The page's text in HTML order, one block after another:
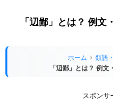
「辺鄙」とは？ 例
ホーム
類語
「辺鄙」とは？ 例
スポンサ